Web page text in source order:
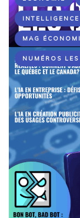
MAG
NUMÉROS